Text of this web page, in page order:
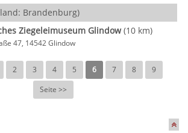
Brandenburg)
Ziegeleimuseum Glindow(10 km)
47, 14542 Glindow
2 3 4 5 6 7 8
9
Seite >>